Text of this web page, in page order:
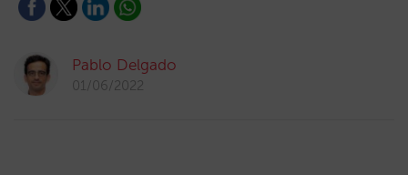
Pablo Delgado
01/06/2022